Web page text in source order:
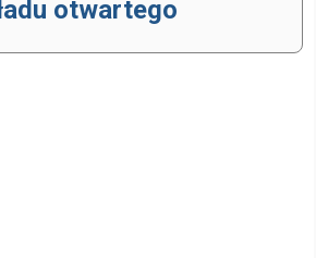
otwartego